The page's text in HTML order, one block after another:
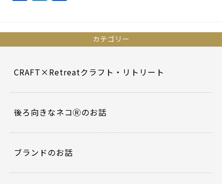
e
o
o
k
er カテゴリー
CRAFT×Retreatクラフト・リトリート
後ろ向きなネコⓇのお話
ブランドのお話